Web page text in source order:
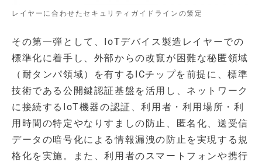
レイヤーに合わせたセキュリティガイドラインの策定
その第一弾として、IoTデバイス製造レイヤーでの
標準化に着手し、外部からの改竄が困難な秘匿領域
（耐タンパ領域）を有するICチップを前提に、標準
技術である公開鍵認証基盤を活用し、ネットワーク
に接続するIoT機器の認証、利用者・利用場所・利
用時間の特定やなりすましの防止、匿名化、送受信
データの暗号化による情報漏洩の防止を実現する規
格化を実施。また、利用者のスマートフォンや携行